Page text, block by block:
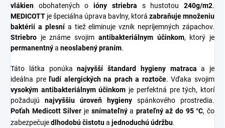
vlákien obohatených oióny striebra s hustotou240g/m2.
MEDICOTT je špeciálna úprava bavlny, ktorá zabraňuje množeniu
baktérií a plesnía tiež eliminuje vznik nepríjemných zápachov.
Striebro je známe svojim antibakteriálnym účinkom, ktorý je
permanentnýa neoslabený praním.
Táto látka ponúkanajvyšší štandard hygieny matraca a je
ideálna preľudí alergických na prach a roztoče. Vďaka svojim
vysokým antibakteriálnym účinkom je perfektná pre tých, ktorí
požadujú najvyššiu úroveň hygieny spánkového prostredia.
Poťah Medicott Silver je snímateľnýa prateľný až do 95 °C, čo
zabezpečujedlhodobú čistotua jednoduchú údržbu.